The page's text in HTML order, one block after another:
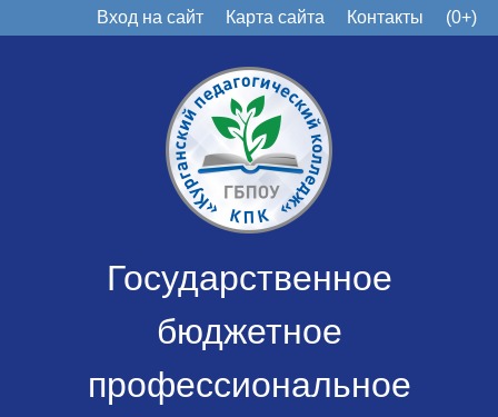
Вход на сайт Карта сайта Контакты (0+)
Государственное
бюджетное
профессиональное